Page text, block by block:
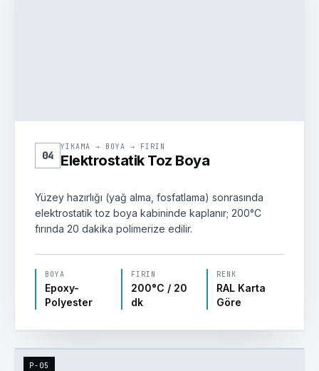
04
YIKAMA → BOYA → FIRIN
Elektrostatik Toz Boya
Yüzey hazırlığı (yağ alma, fosfatlama) sonrasında
elektrostatik toz boya kabininde kaplanır; 200°C
fırında 20 dakika polimerize edilir.
BOYA
Epoxy-
Polyester
FIRIN
200°C / 20
dk
RENK
RAL Karta
Göre
P-05